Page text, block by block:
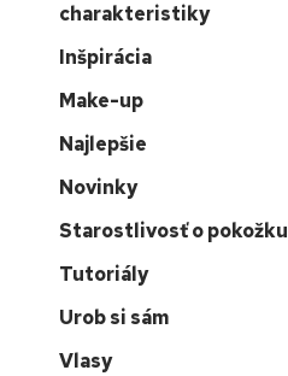
charakteristiky
Inšpirácia
Make-up
Najlepšie
Novinky
Starostlivosť o pokožku
Tutoriály
Urob si sám
Vlasy